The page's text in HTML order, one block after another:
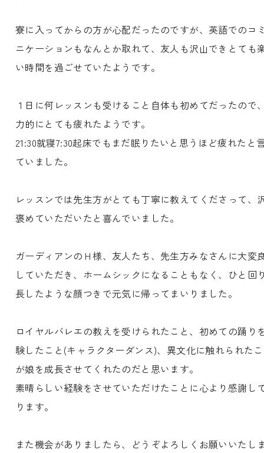
寮に入ってからの方が心配だったのですが、英語でのコ
ニケーションもなんとか取れて、友人も沢山できとても
い時間を過ごせていたようです。
１日に何レッスンも受けること自体も初めてだったので
力的にとても疲れたようです。
21:30就寝7:30起床でもまだ眠りたいと思うほど疲れたと
ていました。
レッスンでは先生方がとても丁寧に教えてくださって、
褒めていただいたと喜んでいました。
ガーディアンのＨ様、友人たち、先生方みなさんに大変
していただき、ホームシックになることもなく、ひと回
長したような顔つきで元気に帰ってまいりました。
ロイヤルバレエの教えを受けられたこと、初めての踊り
験したこと(キャラクターダンス)、異文化に触れられた
が娘を成長させてくれたのだと思います。
素晴らしい経験をさせていただけたことに心より感謝し
ります。
また機会がありましたら、どうぞよろしくお願いいたし